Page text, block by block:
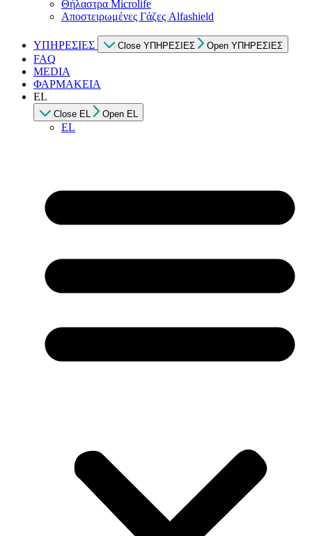
Θήλαστρα Microlife
Αποστειρωμένες Γάζες Alfashield
ΥΠΗΡΕΣΙΕΣ Close ΥΠΗΡΕΣΙΕΣ Open ΥΠΗΡΕΣΙΕΣ
FAQ
MEDIA
ΦΑΡΜΑΚΕΙΑ
EL
Close EL Open EL
EL